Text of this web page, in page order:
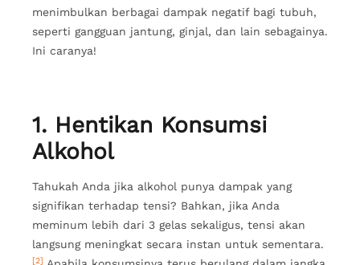
menimbulkan berbagai dampak negatif bagi tubuh,
seperti gangguan jantung, ginjal, dan lain sebagainya.
Ini caranya!
1. Hentikan Konsumsi
Alkohol
Tahukah Anda jika alkohol punya dampak yang
signifikan terhadap tensi? Bahkan, jika Anda
meminum lebih dari 3 gelas sekaligus, tensi akan
langsung meningkat secara instan untuk sementara.
[2]